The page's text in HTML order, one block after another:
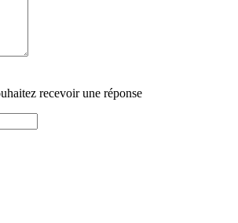
recevoir une réponse